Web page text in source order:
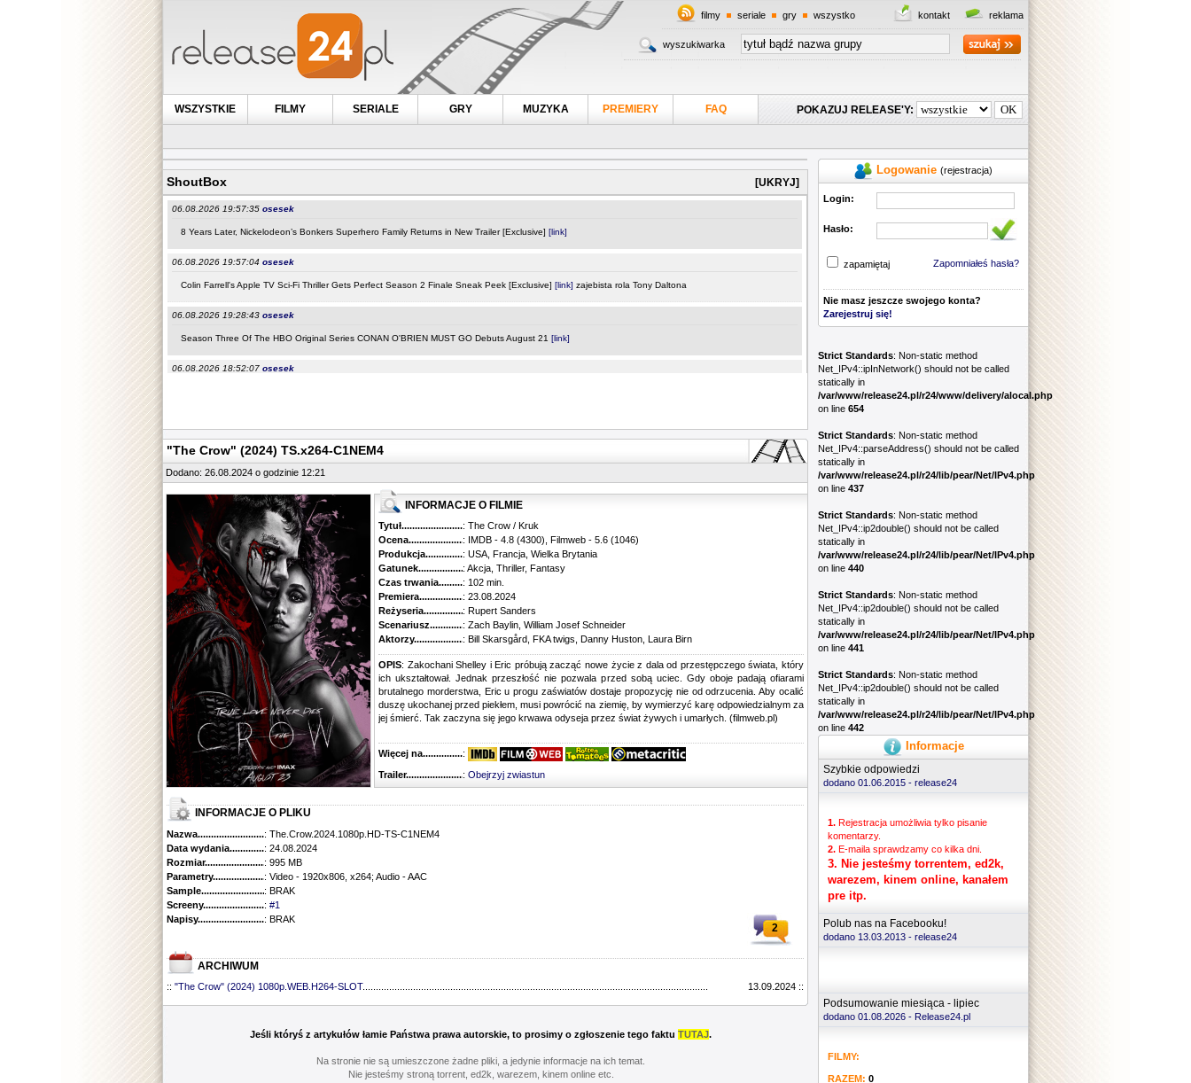
reklama
kontakt
filmy seriale gry wszystko
wyszukiwarka
POKAZUJ RELEASE'Y:
WSZYSTKIE FILMY SERIALE GRY MUZYKA PREMIERY FAQ
Logowanie (rejestracja)
Login:
Hasło:
Zapomniałeś hasła?
zapamiętaj
Nie masz jeszcze swojego konta?
Zarejestruj się!
Strict Standards: Non-static method
Net_IPv4::ipInNetwork() should not be called
statically in
/var/www/release24.pl/r24/www/delivery/alocal.php
on line 654
Strict Standards: Non-static method
Net_IPv4::parseAddress() should not be called
statically in
/var/www/release24.pl/r24/lib/pear/Net/IPv4.php
on line 437
Strict Standards: Non-static method
Net_IPv4::ip2double() should not be called
statically in
/var/www/release24.pl/r24/lib/pear/Net/IPv4.php
on line 440
Strict Standards: Non-static method
Net_IPv4::ip2double() should not be called
statically in
/var/www/release24.pl/r24/lib/pear/Net/IPv4.php
on line 441
Strict Standards: Non-static method
Net_IPv4::ip2double() should not be called
statically in
/var/www/release24.pl/r24/lib/pear/Net/IPv4.php
on line 442
Informacje
Szybkie odpowiedzi
dodano 01.06.2015 - release24
1. Rejestracja umożliwia tylko pisanie
komentarzy.
2. E-maila sprawdzamy co kilka dni.
3. Nie jesteśmy torrentem, ed2k,
warezem, kinem online, kanałem
pre itp.
Polub nas na Facebooku!
dodano 13.03.2013 - release24
Podsumowanie miesiąca - lipiec
dodano 01.08.2026 - Release24.pl
FILMY:
RAZEM: 0
[UKRYJ]
ShoutBox
"The Crow" (2024) TS.x264-C1NEM4
Dodano: 26.08.2024 o godzinie 12:21
INFORMACJE O FILMIE
Tytuł............................................
: The Crow / Kruk
Ocena.............................................: IMDB - 4.8 (4300), Filmweb - 5.6 (1046)
Produkcja.........................................
: USA, Francja, Wielka Brytania
Gatunek...........................................
: Akcja, Thriller, Fantasy
Czas trwania......................................
: 102 min.
Premiera..........................................
: 23.08.2024
Reżyseria........................................
: Rupert Sanders
Scenariusz........................................: Zach Baylin, William Josef Schneider
Aktorzy...........................................: Bill Skarsgård, FKA twigs, Danny Huston, Laura Birn
OPIS: Zakochani Shelley i Eric próbują zacząć nowe życie z dala od przestępczego świata, który
ich ukształtował. Jednak przeszłość nie pozwala przed sobą uciec. Gdy oboje padają ofiarami
brutalnego morderstwa, Eric u progu zaświatów dostaje propozycję nie od odrzucenia. Aby ocalić
duszę ukochanej przed piekłem, musi powrócić na ziemię, by wymierzyć karę odpowiedzialnym za
jej śmierć. Tak zaczyna się jego krwawa odyseja przez świat żywych i umarłych. (filmweb.pl)
Więcej na........................................
:
Trailer...........................................
: Obejrzyj zwiastun
INFORMACJE O PLIKU
Nazwa.............................................: The.Crow.2024.1080p.HD-TS-C1NEM4
Data wydania......................................
: 24.08.2024
Rozmiar...........................................
: 995 MB
Parametry.........................................: Video - 1920x806, x264; Audio - AAC
Sample............................................
: BRAK
Screeny...........................................
: #1
Napisy............................................
: BRAK
2
ARCHIWUM
:: "The Crow" (2024) 1080p.WEB.H264-SLOT.................................................................................................................................. 13.09.2024 ::
Jeśli któryś z artykułów łamie Państwa prawa autorskie, to prosimy o zgłoszenie tego faktu TUTAJ.
Na stronie nie są umieszczone żadne pliki, a jedynie informacje na ich temat.
Nie jesteśmy stroną torrent, ed2k, warezem, kinem online etc.